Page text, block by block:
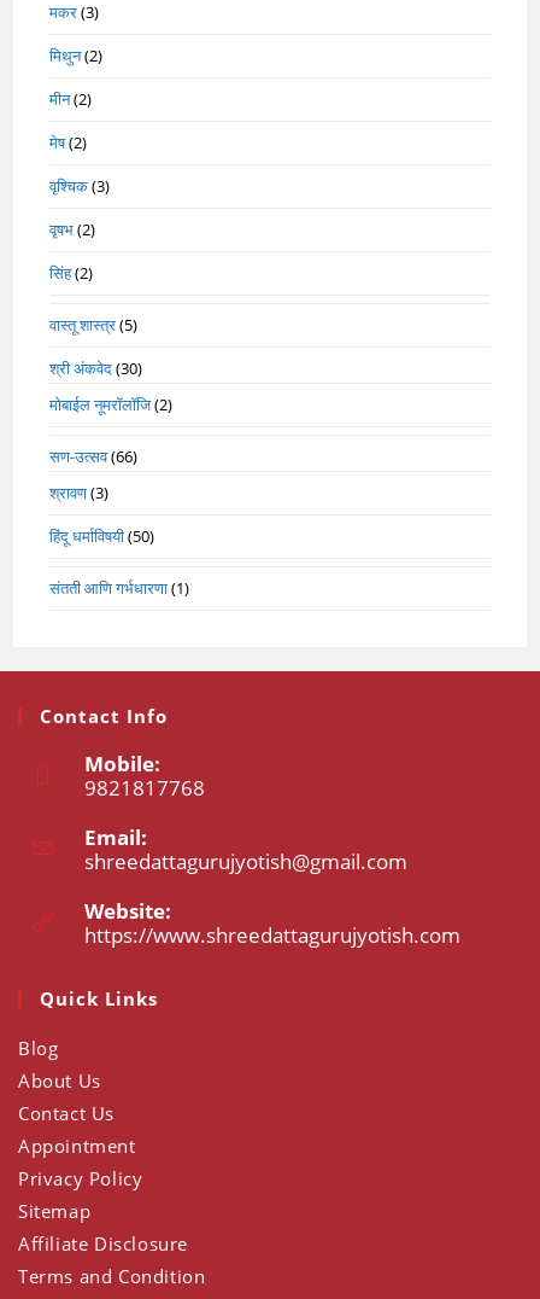
मकर(3)
मिथुन(2)
मीन(2)
मेष(2)
वृश्चिक(3)
वृषभ(2)
सिंह(2)
वास्तू शास्त्र(5)
श्री अंकवेद(30)
मोबाईल नूमरॉलॉजि(2)
सण-उत्सव(66)
श्रावण(3)
हिंदू धर्माविषयी(50)
संतती आणि गर्भधारणा(1)
Contact Info
Mobile:
9821817768
in
your
application
Email:
shreedattagurujyotish@gmail.com
Website:
https://www.shreedattagurujyotish.com
Quick Links
Blog
About Us
Contact Us
Appointment
Privacy Policy
Sitemap
Affiliate Disclosure
Terms and Condition